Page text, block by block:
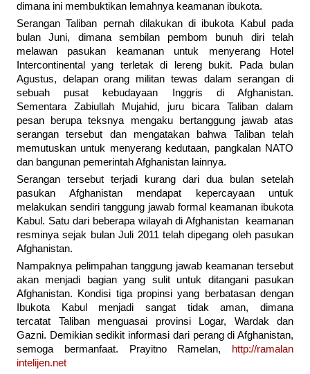
dimana ini membuktikan lemahnya keamanan ibukota.
Serangan Taliban pernah dilakukan di ibukota Kabul pada
bulan Juni, dimana sembilan pembom bunuh diri telah
melawan pasukan keamanan untuk menyerang Hotel
Intercontinental yang terletak di lereng bukit. Pada bulan
Agustus, delapan orang militan tewas dalam serangan di
sebuah pusat kebudayaan Inggris di Afghanistan.
Sementara Zabiullah Mujahid, juru bicara Taliban dalam
pesan berupa teksnya mengaku bertanggung jawab atas
serangan tersebut dan mengatakan bahwa Taliban telah
memutuskan untuk menyerang kedutaan, pangkalan NATO
dan bangunan pemerintah Afghanistan lainnya.
Serangan tersebut terjadi kurang dari dua bulan setelah
pasukan Afghanistan mendapat kepercayaan untuk
melakukan sendiri tanggung jawab formal keamanan ibukota
Kabul. Satu dari beberapa wilayah di Afghanistan keamanan
resminya sejak bulan Juli 2011 telah dipegang oleh pasukan
Afghanistan.
Nampaknya pelimpahan tanggung jawab keamanan tersebut
akan menjadi bagian yang sulit untuk ditangani pasukan
Afghanistan. Kondisi tiga propinsi yang berbatasan dengan
Ibukota Kabul menjadi sangat tidak aman, dimana
tercatat Taliban menguasai provinsi Logar, Wardak dan
Gazni. Demikian sedikit informasi dari perang di Afghanistan,
semoga bermanfaat. Prayitno Ramelan,
http://ramalan
intelijen.net